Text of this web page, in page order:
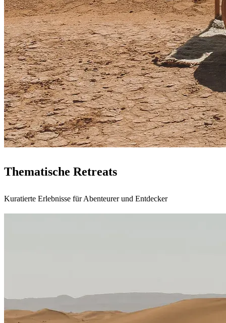
Thematische Retreats
Kuratierte Erlebnisse für Abenteurer und Entdecker